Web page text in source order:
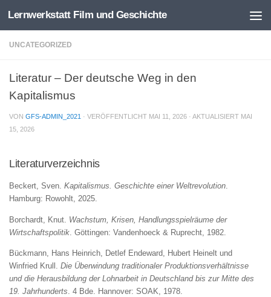
Zum Inhalt springen
Lernwerkstatt Film und Geschichte
UNCATEGORIZED
Literatur – Der deutsche Weg in den
Kapitalismus
VON GFS-ADMIN_2021 · VERÖFFENTLICHT MAI 11, 2026 · AKTUALISIERT MAI
15, 2026
Literaturverzeichnis
Beckert, Sven. Kapitalismus. Geschichte einer Weltrevolution.
Hamburg: Rowohlt, 2025.
Borchardt, Knut. Wachstum, Krisen, Handlungsspielräume der
Wirtschaftspolitik . Göttingen: Vandenhoeck & Ruprecht, 1982.
Bückmann, Hans Heinrich, Detlef Endeward, Hubert Heinelt und
Winfried Krull. Die Überwindung traditionaler Produktionsverhältnisse
und die Herausbildung der Lohnarbeit in Deutschland bis zur Mitte des
19. Jahrhunderts . 4 Bde. Hannover: SOAK, 1978.